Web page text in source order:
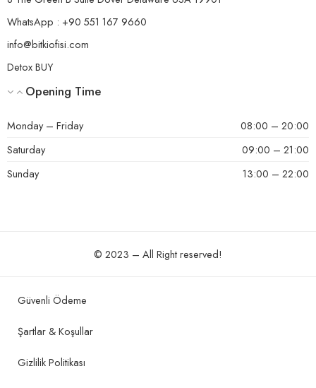
WhatsApp : +90 551 167 9660
info@bitkiofisi.com
Detox BUY
Opening Time
Monday – Friday
08:00 – 20:00
Saturday
09:00 – 21:00
Sunday
13:00 – 22:00
© 2023 – All Right reserved!
Güvenli Ödeme
Şartlar & Koşullar
Gizlilik Politikası